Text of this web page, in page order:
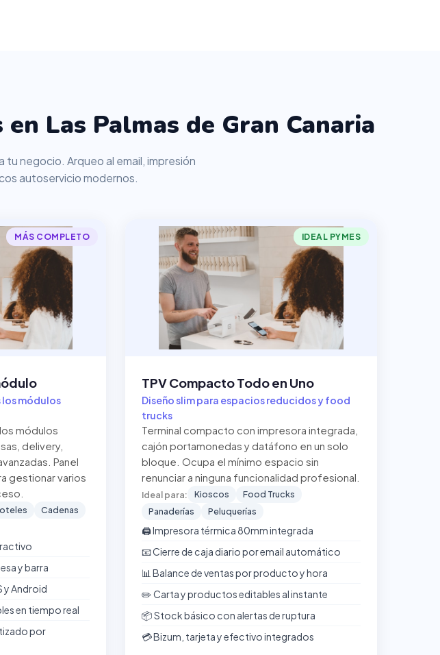
Las Palmas de Gran Canaria
tu negocio. Arqueo al email, impresión
autoservicio modernos.
MÁS COMPLETO
módulos
módulos
delivery,
Panel
gestionar varios
Cadenas
y barra
y Android
en tiempo real
por
IDEAL PYMES
TPV Compacto Todo en Uno
Diseño slim para espacios reducidos y food
trucks
Terminal compacto con impresora integrada,
cajón portamonedas y datáfono en un solo
bloque. Ocupa el mínimo espacio sin
renunciar a ninguna funcionalidad profesional.
Ideal para: Kioscos
Food Trucks
Panaderías
Peluquerías
🖨️ Impresora térmica 80mm integrada
📧 Cierre de caja diario por email automático
📊 Balance de ventas por producto y hora
✏️ Carta y productos editables al instante
📦 Stock básico con alertas de ruptura
💳 Bizum, tarjeta y efectivo integrados